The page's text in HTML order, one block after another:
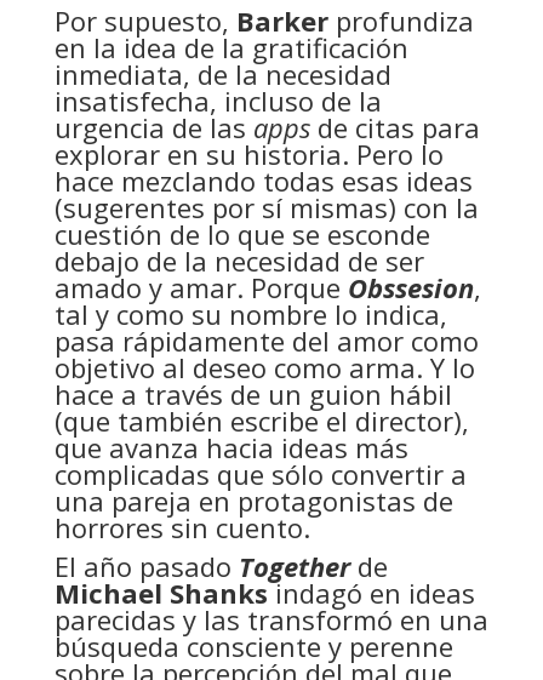
Por supuesto, Barkerprofundiza
en la idea de la gratificación
inmediata, de la necesidad
insatisfecha, incluso de la
urgencia de las apps de citas para
explorar en su historia. Pero lo
hace mezclando todas esas ideas
(sugerentes por sí mismas) con la
cuestión de lo que se esconde
debajo de la necesidad de ser
amado y amar. Porque Obssesion,
tal y como su nombre lo indica,
pasa rápidamente del amor como
objetivo al deseo como arma. Y lo
hace a través de un guion hábil
(que también escribe el director),
que avanza hacia ideas más
complicadas que sólo convertir a
una pareja en protagonistas de
horrores sin cuento.
El año pasado Togetherde
Michael Shanksindagó en ideas
parecidas y las transformó en una
búsqueda consciente y perenne
sobre la percepción del mal que